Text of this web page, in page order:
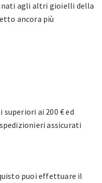
agli altri gioielli della
ancora più
superiori ai 200 € ed
assicurati
puoi effettuare il